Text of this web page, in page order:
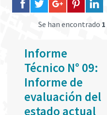
Se han encontrado 1
Informe
Técnico N° 09:
Informe de
evaluación del
estado actual